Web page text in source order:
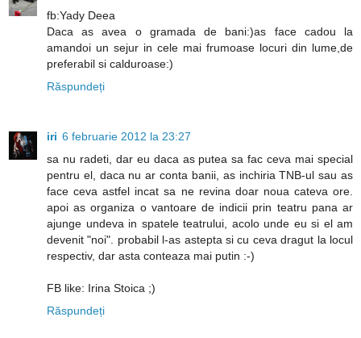
fb:Yady Deea
Daca as avea o gramada de bani:)as face cadou la
amandoi un sejur in cele mai frumoase locuri din lume,de
preferabil si calduroase:)
Răspundeți
iri 6 februarie 2012 la 23:27
sa nu radeti, dar eu daca as putea sa fac ceva mai special
pentru el, daca nu ar conta banii, as inchiria TNB-ul sau as
face ceva astfel incat sa ne revina doar noua cateva ore.
apoi as organiza o vantoare de indicii prin teatru pana ar
ajunge undeva in spatele teatrului, acolo unde eu si el am
devenit "noi". probabil l-as astepta si cu ceva dragut la locul
respectiv, dar asta conteaza mai putin :-)
FB like: Irina Stoica ;)
Răspundeți